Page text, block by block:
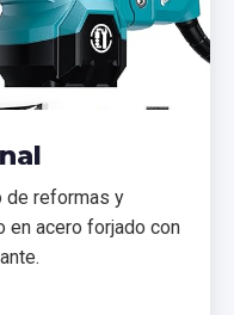
de reformas y
en acero forjado con